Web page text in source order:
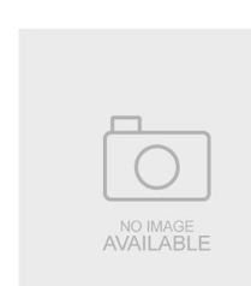
🎀 Đối tượng phù hợp
• Phù hợp da dầu, da hỗn
khuyết điểm.
• Phù hợp với ai cần lớp